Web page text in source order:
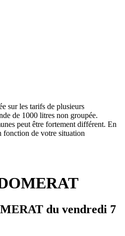
sur les tarifs de plusieurs
de 1000 litres non groupée.
peut être fortement différent. En
fonction de votre situation
du vendredi 7